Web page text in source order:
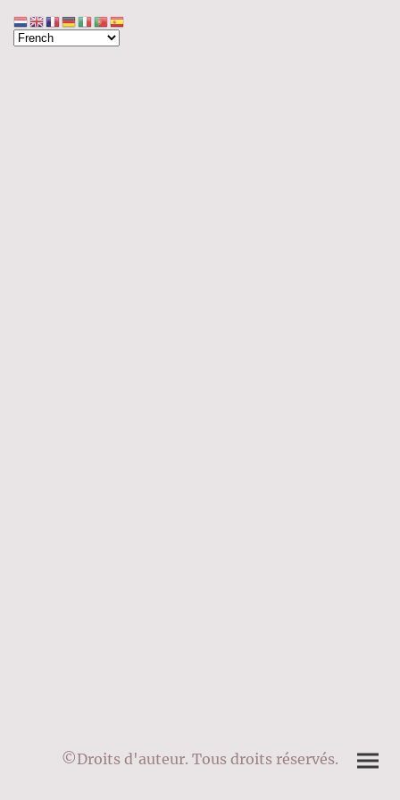
©Droits d'auteur. Tous droits réservés.